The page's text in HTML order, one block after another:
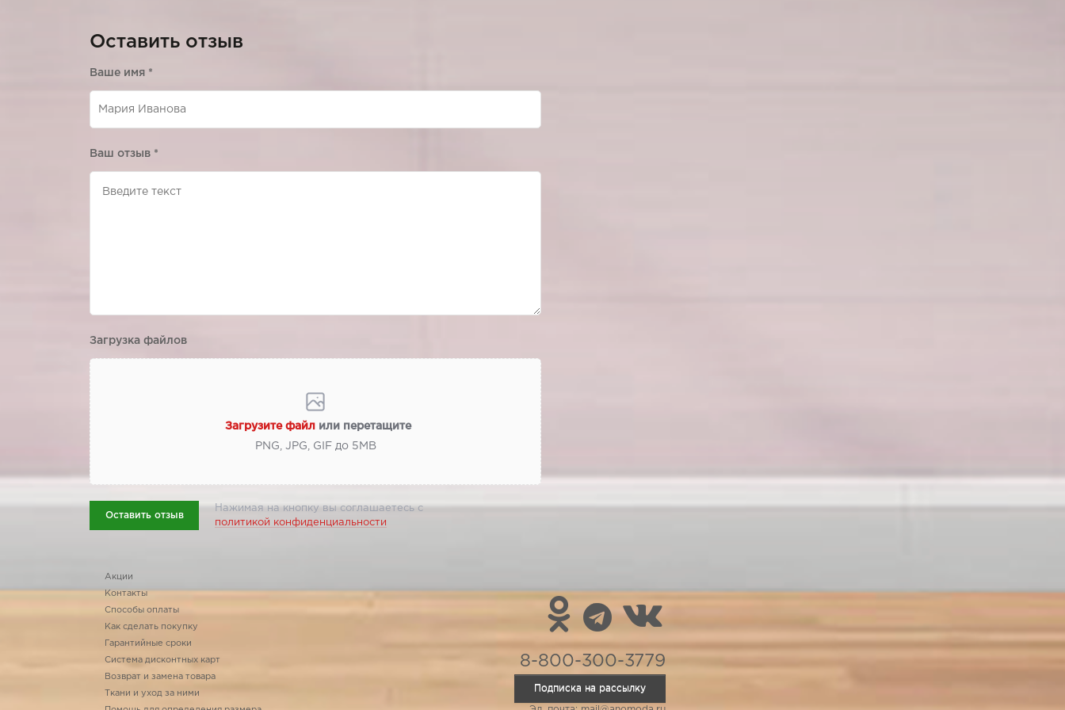
Оставить отзыв
Ваше имя *
Ваш отзыв *
Загрузка файлов
Загрузите файл или перетащите
PNG, JPG, GIF до 5МВ
Оставить отзыв
Нажимая на кнопку вы соглашаетесь с
политикой конфиденциальности
Акции
Контакты
Способы оплаты
Как сделать покупку
Гарантийные сроки
Система дисконтных карт
Возврат и замена товара
Ткани и уход за ними
8-800-300-3779
Подписка на рассылку